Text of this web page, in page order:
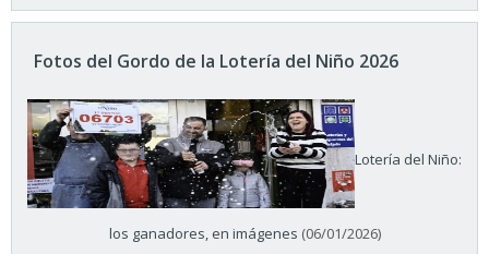
Fotos del Gordo de la Lotería del Niño 2026
Lotería del Niño:
los ganadores, en imágenes (06/01/2026)